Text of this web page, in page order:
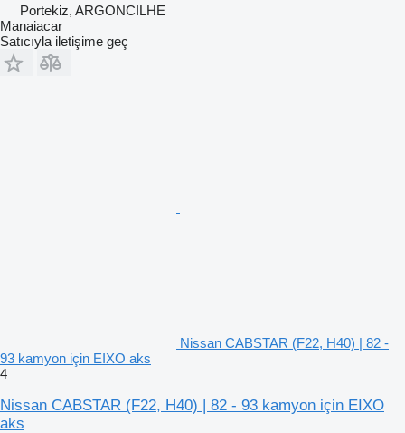
Portekiz, ARGONCILHE
Manaiacar
Satıcıyla iletişime geç
Nissan CABSTAR (F22, H40) | 82 -
93 kamyon için EIXO aks
4
Nissan CABSTAR (F22, H40) | 82 - 93 kamyon için EIXO
aks